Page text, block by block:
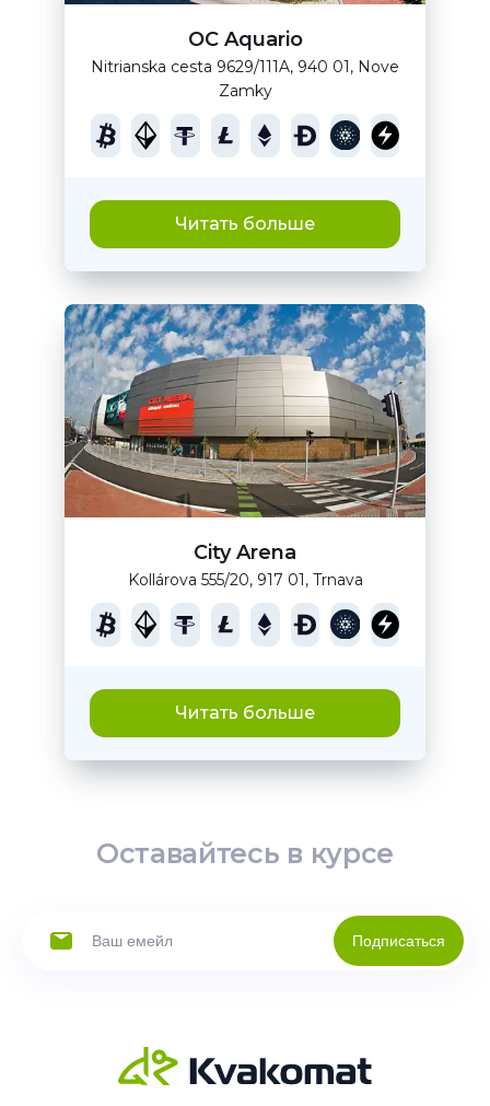
OC Aquario
Nitrianska cesta 9629/111A, 940 01, Nove
Zamky
Читать больше
City Arena
Kollárova 555/20, 917 01, Trnava
Читать больше
Оставайтесь в курсе
Подписаться